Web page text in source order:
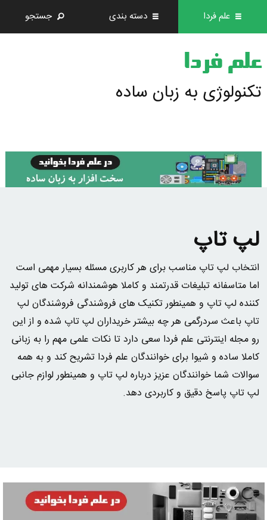
علم فردا دسته بندی جستجو
علم فردا
تکنولوژی به زبان ساده
لپ تاپ
انتخاب لپ تاپ مناسب برای هر کاربری مسئله بسیار مهمی است
اما متاسفانه تبلیغات قدرتمند و کاملا هوشمندانه شرکت های تولید
کننده لپ تاپ و همینطور تکنیک های فروشندگی فروشندگان لپ
تاپ باعث سردرگمی هر چه بیشتر خریداران لپ تاپ شده و از این
رو مجله اینترنتی علم فردا سعی دارد تا نکات علمی مهم را به زبانی
کاملا ساده و شیوا برای خوانندگان علم فردا تشریح کند و به همه
سوالات شما خوانندگان عزیز درباره لپ تاپ و همینطور لوازم جانبی
لپ تاپ پاسخ دقیق و کاربردی دهد.